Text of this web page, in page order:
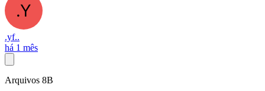
.yf..
há 1 mês
Arquivos 8B